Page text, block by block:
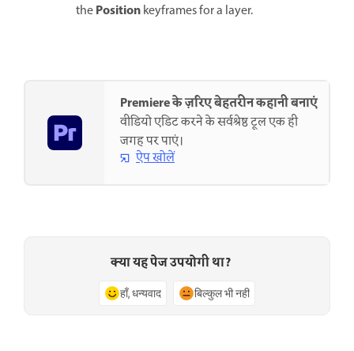
thePositionkeyframes for a layer.
Premiere के ज़रिए बेहतरीन कहानी बनाएं
वीडियो एडिट करने के सर्वश्रेष्ठ टूल एक ही
जगह पर पाएं।
ऐप खोलें
क्या यह पेज उपयोगी था?
हाँ, धन्यवाद बिल्कुल भी नहीं